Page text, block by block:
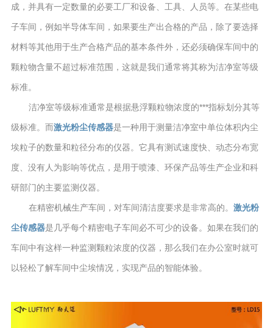
成，并具有一定数量的必要工厂和设备、工具、人员等。在某些电
子车间，例如半导体车间，如果要生产出合格的产品，除了要选择
材料等其他用于生产合格产品的基本条件外，还必须确保车间中的
颗粒物含量不超过标准范围，这就是我们通常将其称为洁净室等级
标准。
洁净室等级标准通常是根据悬浮颗粒物浓度的***指标划分其等
级标准。而激光粉尘传感器是一种用于测量洁净室中单位体积内尘
埃粒子的数量和粒径分布的仪器。它具有测试速度快、动态分布宽
度、没有人为影响等优点，是用于喷漆、环保产品等生产企业和科
研部门的主要监测仪器。
在精密机械生产车间，对车间清洁度要求是非常高的。 激光粉
尘传感器是几乎每个精密电子车间必不可少的设备。如果在我们的
车间中有这样一种监测颗粒浓度的仪器，那么我们在办公室时就可
以轻松了解车间中尘埃情况，实现产品的智能体验。